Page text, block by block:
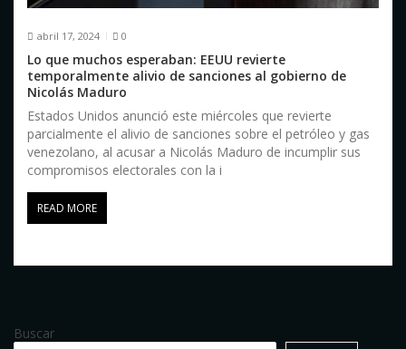
abril 17, 2024 0
Lo que muchos esperaban: EEUU revierte
temporalmente alivio de sanciones al gobierno de
Nicolás Maduro
Estados Unidos anunció este miércoles que revierte
parcialmente el alivio de sanciones sobre el petróleo y gas
venezolano, al acusar a Nicolás Maduro de incumplir sus
compromisos electorales con la i
READ MORE
Buscar